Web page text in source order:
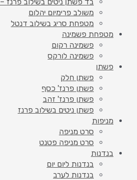
משולב פרימיום יהלום
מטפחת סריג בשילוב דנטל
מטפחת פשמינה
פשמינה רקום
פשמינה לורקס
פשתן
פשתן חלק
פשתן פרנז' כסף
פשתן פרנז' זהב
פשתן ניטים בשילוב פרנז
מניפות
סרט מניפה
סרט מניפה פטנט
בנדנות
בנדנות ליום יום
בנדנות לערב